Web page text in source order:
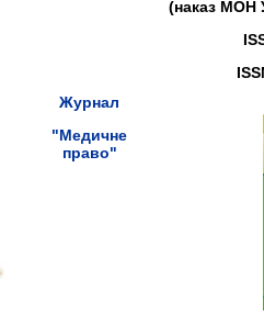
Журнал
"Медичне
право"
(наказ МОН